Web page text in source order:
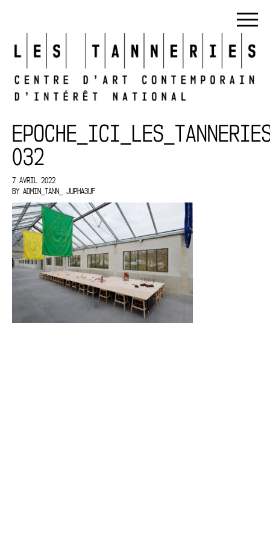
032
7 AVRIL 2022
BY ADMIN_TANN_ JUPHA3UF